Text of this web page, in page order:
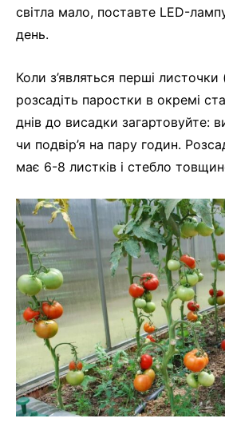
світла мало, поставте LED-
день.
Коли з’являться перші листочки
розсадіть паростки в окремі
днів до висадки загартовуйте:
чи подвір’я на пару годин.
має 6-8 листків і стебло